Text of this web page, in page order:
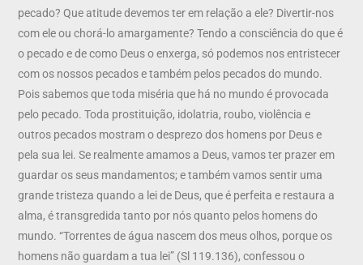
pecado? Que atitude devemos ter em relação a ele? Divertir-nos
com ele ou chorá-lo amargamente? Tendo a consciência do que é
o pecado e de como Deus o enxerga, só podemos nos entristecer
com os nossos pecados e também pelos pecados do mundo.
Pois sabemos que toda miséria que há no mundo é provocada
pelo pecado. Toda prostituição, idolatria, roubo, violência e
outros pecados mostram o desprezo dos homens por Deus e
pela sua lei. Se realmente amamos a Deus, vamos ter prazer em
guardar os seus mandamentos; e também vamos sentir uma
grande tristeza quando a lei de Deus, que é perfeita e restaura a
alma, é transgredida tanto por nós quanto pelos homens do
mundo. “Torrentes de água nascem dos meus olhos, porque os
homens não guardam a tua lei” (Sl 119.136), confessou o